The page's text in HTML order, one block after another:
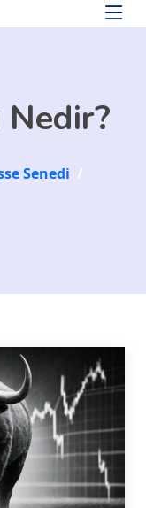
Nedir?
Senedi /